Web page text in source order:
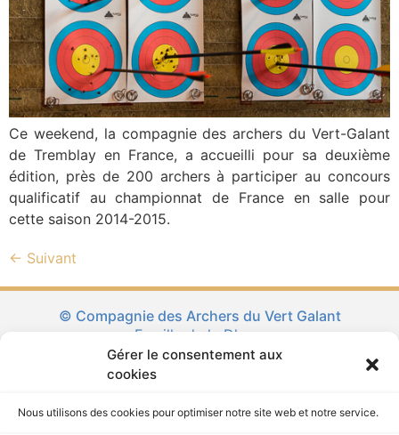
Gérer le consentement aux
cookies
Nous utilisons des cookies pour optimiser notre site web et notre service.
Ce weekend, la compagnie des archers du Vert-Galant
de Tremblay en France, a accueilli pour sa deuxième
édition, près de 200 archers à participer au concours
qualificatif au championnat de France en salle pour
cette saison 2014-2015.
← Suivant
© Compagnie des Archers du Vert Galant
Famille de la Dhuys
La Ronde des Familles d’Ile de France
Tremblay en France